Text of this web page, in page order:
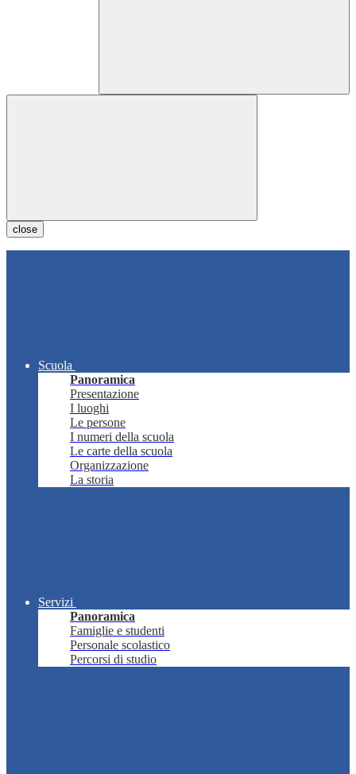
close
Scuola
Panoramica
Presentazione
I luoghi
Le persone
I numeri della scuola
Le carte della scuola
Organizzazione
La storia
Servizi
Panoramica
Famiglie e studenti
Personale scolastico
Percorsi di studio